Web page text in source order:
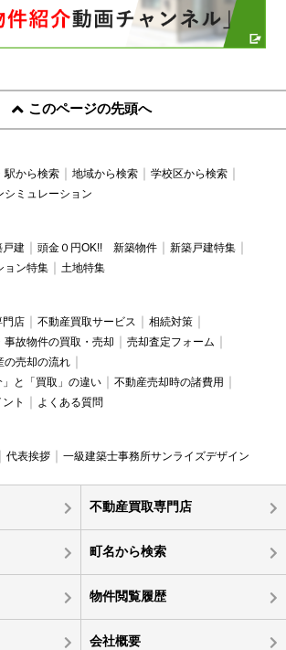
このページの先頭へ
駅から検索 地域から検索
学校区から検索
シミュレーション
建 頭金０円OK!! 新築物件
新築戸建特集
ョン特集 土地特集
門店 不動産買取サービス
相続対策
事故物件の買取・売却
売却査定フォーム
の売却の流れ
と「買取」の違い
不動産売却時の諸費用
ト
よくある質問
代表挨拶 一級建築士事務所サンライズデザイン
不動産買取専門店
町名から検索
物件閲覧履歴
会社概要